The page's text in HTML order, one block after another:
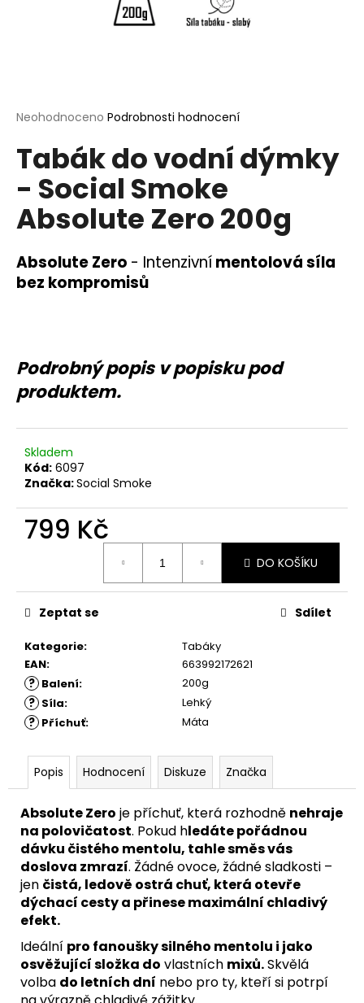
Průměrné
produktu
z
hvězdiček.
Neohodnoceno Podrobnosti hodnocení
Tabák do vodní dýmky
- Social Smoke
Absolute Zero 200g
Absolute Zero - Intenzivnímentolová síla
bez kompromisů
Podrobný popis v popisku pod
produktem.
Skladem
Kód: 6097
Značka:Social Smoke
799 Kč
DO KOŠÍKU
Kategorie:
Tabáky
EAN: 663992172621
? Balení: 200g
? Síla: Lehký
? Příchuť: Máta
Zeptat se Sdílet
Popis Hodnocení Diskuze Značka
Absolute Zero je příchuť, která rozhodně nehraje
na polovičatost. Pokud hledáte pořádnou
dávku čistého mentolu, tahle směs vás
doslova zmrazí. Žádné ovoce, žádné sladkosti –
jen čistá, ledově ostrá chuť, která otevře
dýchací cesty a přinese maximální chladivý
efekt.
Ideální pro fanoušky silného mentolu i jako
osvěžující složka do vlastních mixů.Skvělá
volba do letních dní nebo pro ty, kteří si potrpí
HLEDAT
D
o
p
č
u
j
e